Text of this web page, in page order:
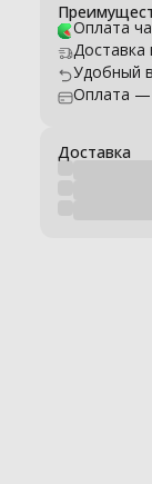
Оплата
Доставка
Удобный
Оплата —
Доставка